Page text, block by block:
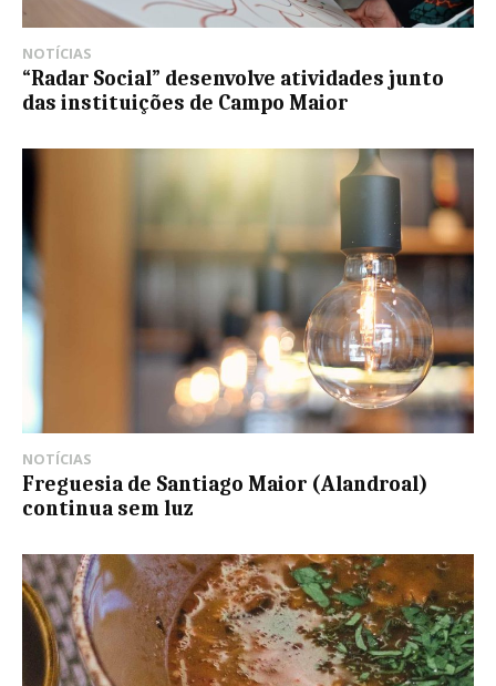
NOTÍCIAS
“Radar Social” desenvolve atividades junto
das instituições de Campo Maior
NOTÍCIAS
Freguesia de Santiago Maior (Alandroal)
continua sem luz